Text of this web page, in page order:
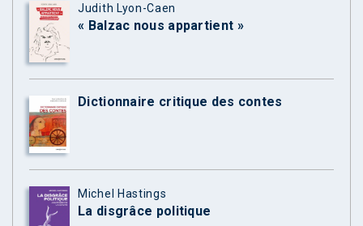
Judith Lyon-Caen
« Balzac nous appartient »
Dictionnaire critique des contes
Michel Hastings
La disgrâce politique